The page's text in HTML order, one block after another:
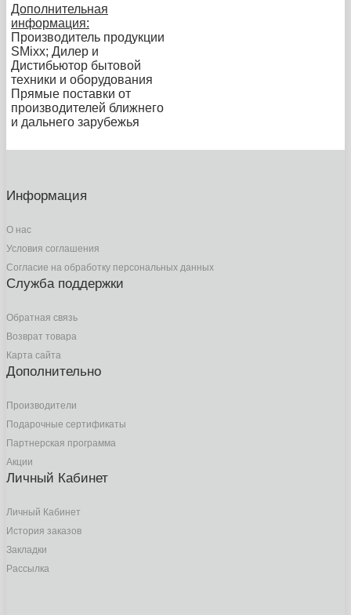
Дополнительная
информация:
Производитель продукции
SMixx; Дилер и
Дистибьютор бытовой
техники и оборудования
Прямые поставки от
производителей ближнего
и дальнего зарубежья
Информация
О нас
Условия соглашения
Согласие на обработку персональных данных
Служба поддержки
Обратная связь
Возврат товара
Карта сайта
Дополнительно
Производители
Подарочные сертификаты
Партнерская программа
Акции
Личный Кабинет
Личный Кабинет
История заказов
Закладки
Рассылка